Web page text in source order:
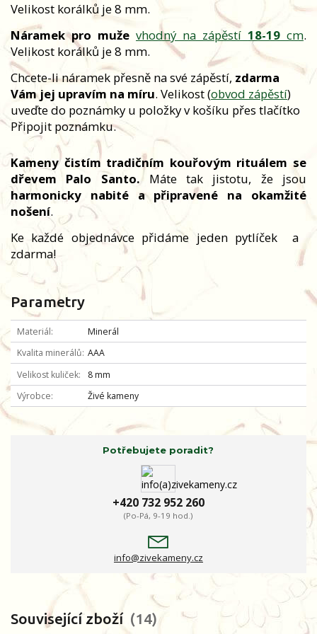
Velikost korálků je 8 mm.
Náramek pro muže vhodný na zápěstí 18-19cm.
Velikost korálků je 8 mm.
Chcete-li náramek přesně na své zápěstí, zdarma
Vám jej upravím na míru. Velikost (obvod zápěstí)
uveďte do poznámky u položky v košíku přes tlačítko
Připojit poznámku.
Kameny čistím tradičním kouřovým rituálem se
dřevem Palo Santo. Máte tak jistotu, že jsou
harmonicky nabité a připravené na okamžité
nošení.
Ke každé objednávce přidáme jeden pytlíček
a
zdarma!
Parametry
Materiál
Minerál
Kvalita minerálů AAA
Velikost kuliček
8 mm
Výrobce
Živé kameny
Potřebujete poradit?
+420 732 952 260
(Po-Pá, 9-19 hod.)
info@zivekameny.cz
Související zboží 14